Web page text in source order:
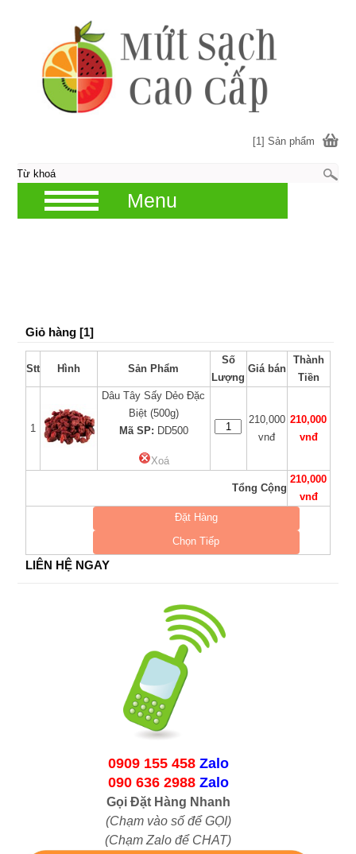
Giỏ hàng [1]
Stt Hình Sản Phẩm
Số
Lượng
Giá bán
Thành
Tiền
1
Dâu Tây Sấy Dẻo Đặc
Biệt (500g)
Mã SP: DD500
Xoá
210,000
vnđ
210,000
vnđ
Tổng Cộng
210,000
vnđ
Đặt Hàng
Chọn Tiếp
LIÊN HỆ NGAY
0909 155 458 Zalo
090 636 2988 Zalo
Gọi Đặt Hàng Nhanh
(Chạm vào số để GỌI)
(Chạm Zalo để CHAT)
[1] Sản phẩm
Menu